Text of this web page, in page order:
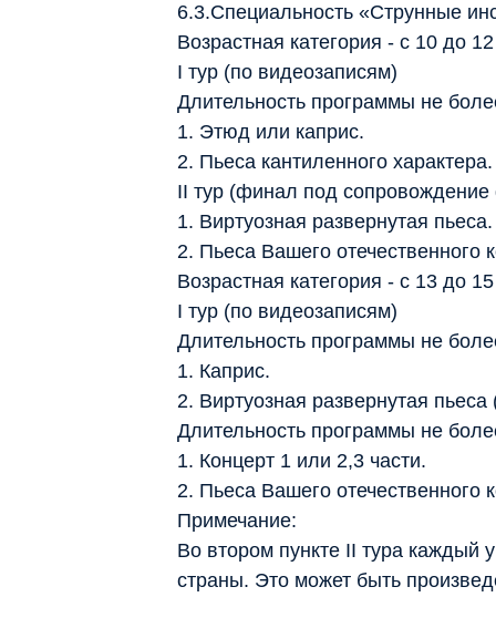
6.3.Специальность «Струнные
Возрастная категория - с 10 до
I тур (по видеозаписям)
Длительность программы не
1. Этюд или каприс.
2. Пьеса кантиленного характера.
II тур (финал под
1. Виртуозная развернутая пьеса.
2. Пьеса Вашего отечественного
Возрастная категория - с 13 до
I тур (по видеозаписям)
Длительность программы не
1. Каприс.
2. Виртуозная развернутая
Длительность программы не
1. Концерт 1 или 2,3 части.
2. Пьеса Вашего отечественного
Примечание:
Во втором пункте II тура каждый
страны. Это может быть